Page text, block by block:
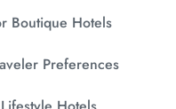
Boutique Hotels
Preferences